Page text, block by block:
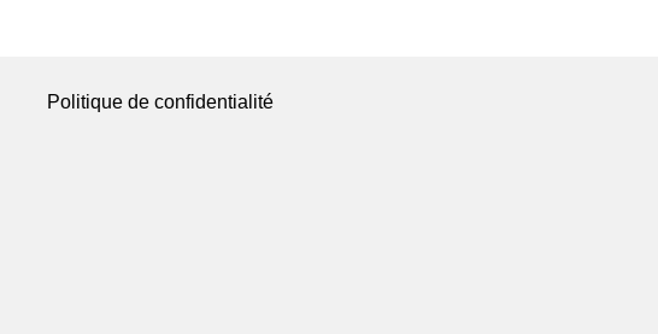
Politique de confidentialité